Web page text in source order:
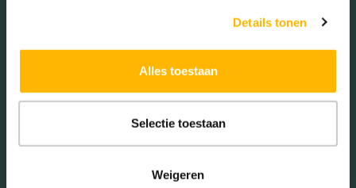
Details tonen
Alles toestaan
Selectie toestaan
Weigeren
Gezinnen met kinderen
Met kinderen (43.30%)
Zonder kinderen (30.93%)
(25.77%)